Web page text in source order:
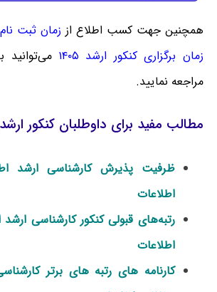
همچنین جهت کسب اطلاع از زمان ثبت نام
زمان برگزاری کنکور ارشد ۱۴۰۵
مراجعه نمایید.
مطالب مفید برای داوطلبان کنکور
ظرفیت پذیرش کارشناسی ارشد
اطلاعات
رتبه‌های قبولی کنکور کارشناسی
اطلاعات
کارنامه های رتبه های برتر